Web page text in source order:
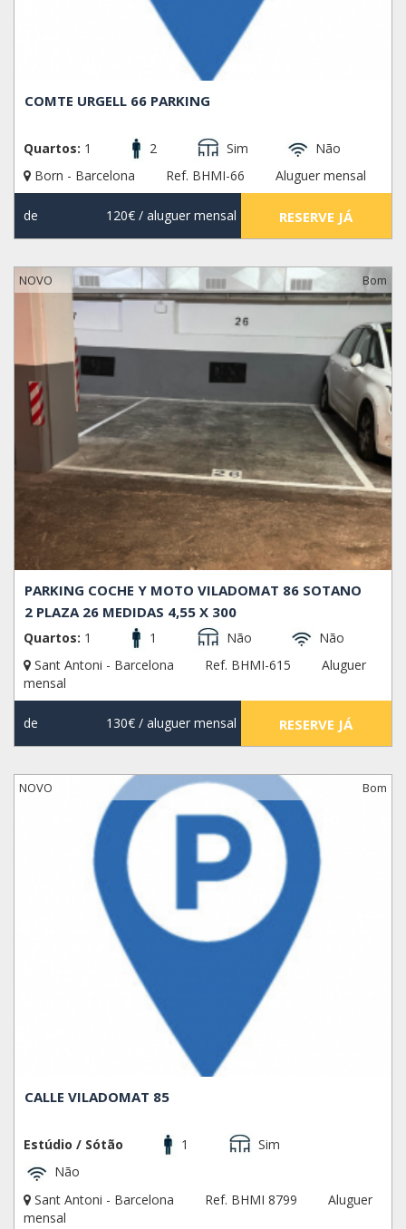
COMTE URGELL 66 PARKING
Quartos: 1 2 Sim
Não
Born - Barcelona
Ref. BHMI-66 Aluguer mensal
de 120€/ aluguer mensal RESERVE JÁ
NOVO Bom
PARKING COCHE Y MOTO VILADOMAT 86 SOTANO
2 PLAZA 26 MEDIDAS 4,55 X 300
Quartos: 1 1 Não
Não
Sant Antoni - Barcelona
Ref. BHMI-615
Aluguer
mensal
de 130€/ aluguer mensal RESERVE JÁ
NOVO Bom
CALLE VILADOMAT 85
Estúdio / Sótão 1
Sim
Não
Sant Antoni - Barcelona
Ref. BHMI 8799
Aluguer
mensal